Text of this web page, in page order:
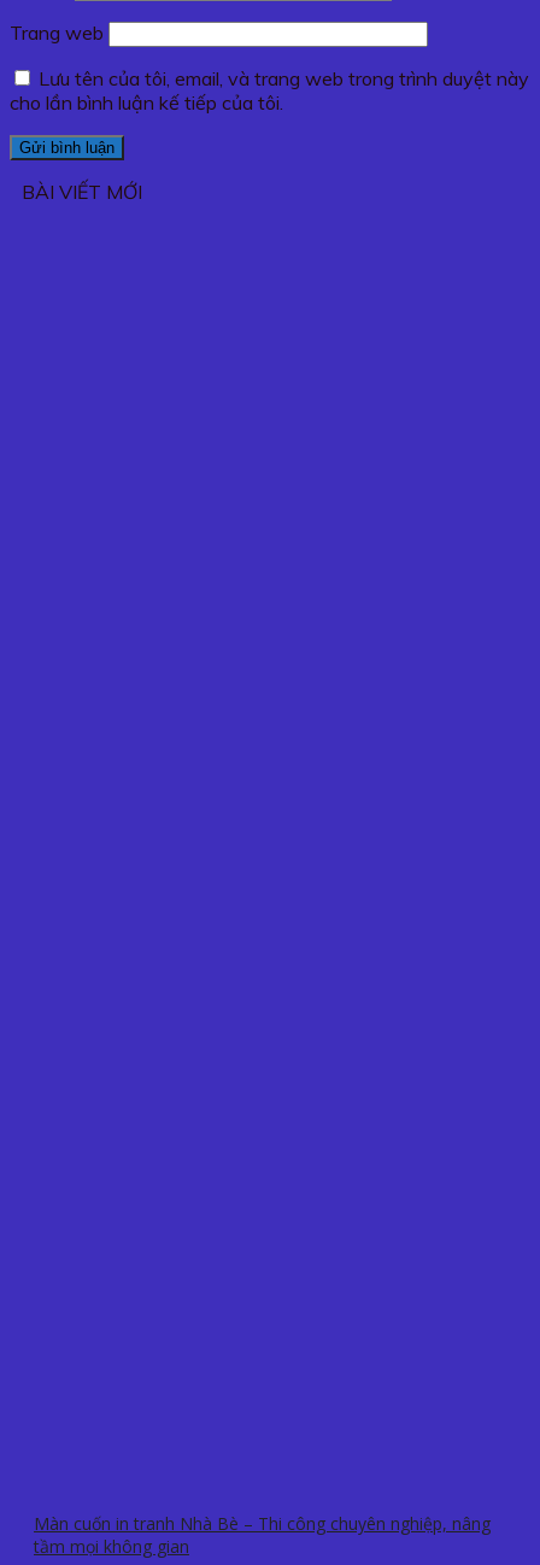
Trang web
Lưu tên của tôi, email, và trang web trong trình duyệt này
cho lần bình luận kế tiếp của tôi.
BÀI VIẾT MỚI
Màn cuốn in tranh Nhà Bè – Thi công chuyên nghiệp, nâng
tầm mọi không gian